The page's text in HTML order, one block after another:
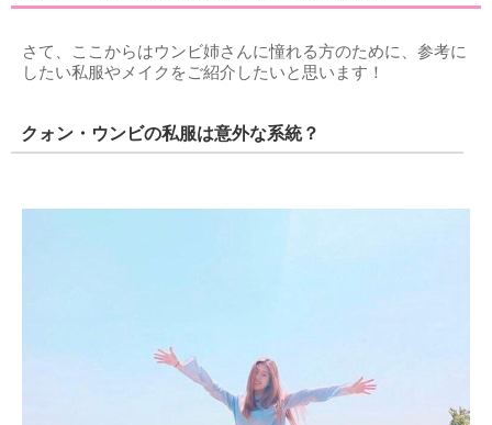
さて、ここからはウンビ姉さんに憧れる方のために、参考に
したい私服やメイクをご紹介したいと思います！
クォン・ウンビの私服は意外な系統？